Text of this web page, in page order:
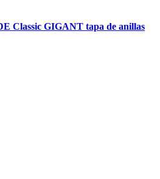
Classic GIGANT tapa de anillas